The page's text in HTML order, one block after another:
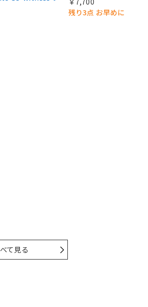
残り3点 お早めに
て見る